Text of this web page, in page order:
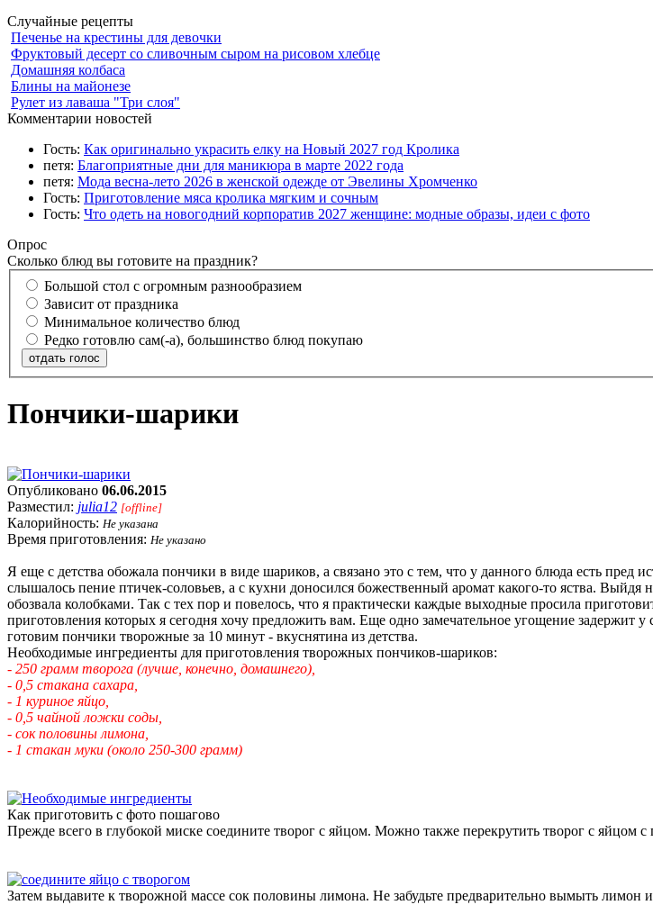
Случайные рецепты
Печенье на крестины для девочки
Фруктовый десерт со сливочным сыром на рисовом хлебце
Домашняя колбаса
Блины на майонезе
Рулет из лаваша "Три слоя"
Комментарии новостей
Гость: Как оригинально украсить елку на Новый 2027 год Кролика
петя: Благоприятные дни для маникюра в марте 2022 года
петя: Мода весна-лето 2026 в женской одежде от Эвелины Хромченко
Гость: Приготовление мяса кролика мягким и сочным
Гость: Что одеть на новогодний корпоратив 2027 женщине: модные образы, идеи с фото
Опрос
Сколько блюд вы готовите на праздник?
Большой стол с огромным разнообразием
Зависит от праздника
Минимальное количество блюд
Редко готовлю сам(-а), большинство блюд покупаю
отдать голос
Пончики-шарики
Опубликовано 06.06.2015
Разместил: julia12 [offline]
Калорийность: Не указана
Время приготовления: Не указано
Я еще с детства обожала пончики в виде шариков, а связано это с тем, что у данного блюда есть
слышалось пение птичек-соловьев, а с кухни доносился божественный аромат какого-то яства.
обозвала колобками. Так с тех пор и повелось, что я практически каждые выходные просила
приготовления которых я сегодня хочу предложить вам. Еще одно замечательное угощение задержит
готовим пончики творожные за 10 минут - вкуснятина из детства.
Необходимые ингредиенты для приготовления творожных пончиков-шариков:
- 250 грамм творога (лучше, конечно, домашнего),
- 0,5 стакана сахара,
- 1 куриное яйцо,
- 0,5 чайной ложки соды,
- сок половины лимона,
- 1 стакан муки (около 250-300 грамм)
Как приготовить с фото пошагово
Прежде всего в глубокой миске соедините творог с яйцом. Можно также перекрутить творог с яйцом
Затем выдавите к творожной массе сок половины лимона. Не забудьте предварительно вымыть лимон